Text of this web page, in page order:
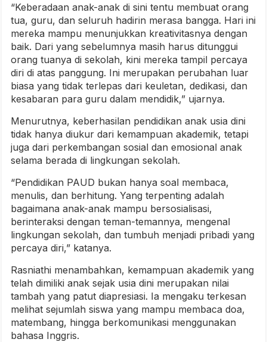
“Keberadaan anak-anak di sini tentu membuat orang
tua, guru, dan seluruh hadirin merasa bangga. Hari ini
mereka mampu menunjukkan kreativitasnya dengan
baik. Dari yang sebelumnya masih harus ditunggui
orang tuanya di sekolah, kini mereka tampil percaya
diri di atas panggung. Ini merupakan perubahan luar
biasa yang tidak terlepas dari keuletan, dedikasi, dan
kesabaran para guru dalam mendidik,” ujarnya.
Menurutnya, keberhasilan pendidikan anak usia dini
tidak hanya diukur dari kemampuan akademik, tetapi
juga dari perkembangan sosial dan emosional anak
selama berada di lingkungan sekolah.
“Pendidikan PAUD bukan hanya soal membaca,
menulis, dan berhitung. Yang terpenting adalah
bagaimana anak-anak mampu bersosialisasi,
berinteraksi dengan teman-temannya, mengenal
lingkungan sekolah, dan tumbuh menjadi pribadi yang
percaya diri,” katanya.
Rasniathi menambahkan, kemampuan akademik yang
telah dimiliki anak sejak usia dini merupakan nilai
tambah yang patut diapresiasi. Ia mengaku terkesan
melihat sejumlah siswa yang mampu membaca doa,
matembang, hingga berkomunikasi menggunakan
bahasa Inggris.